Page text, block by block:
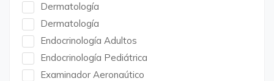
Dermatología
Dermatología
Endocrinología Adultos
Endocrinología Pediátrica
Examinador Aeronaútico